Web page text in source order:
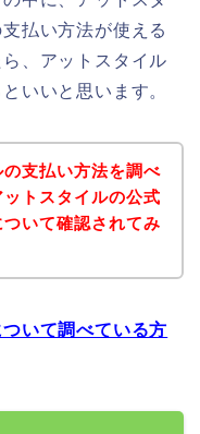
払い方法が使える
、アットスタイル
いいと思います。
支払い方法を調べ
トスタイルの公式
いて確認されてみ
いて調べている方